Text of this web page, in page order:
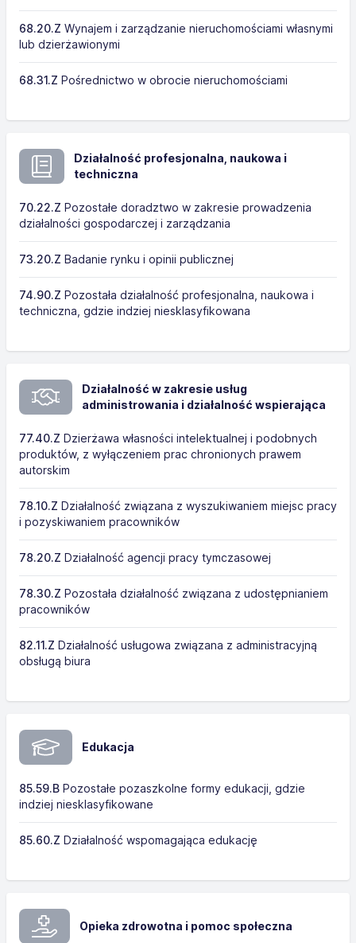
68.20.Z Wynajem i zarządzanie nieruchomościami własnymi
lub dzierżawionymi
68.31.Z Pośrednictwo w obrocie nieruchomościami
Działalność profesjonalna, naukowa i
techniczna
70.22.Z Pozostałe doradztwo w zakresie prowadzenia
działalności gospodarczej i zarządzania
73.20.Z Badanie rynku i opinii publicznej
74.90.Z Pozostała działalność profesjonalna, naukowa i
techniczna, gdzie indziej niesklasyfikowana
Działalność w zakresie usług
administrowania i działalność wspierająca
77.40.Z Dzierżawa własności intelektualnej i podobnych
produktów, z wyłączeniem prac chronionych prawem
autorskim
78.10.Z Działalność związana z wyszukiwaniem miejsc pracy
i pozyskiwaniem pracowników
78.20.Z Działalność agencji pracy tymczasowej
78.30.Z Pozostała działalność związana z udostępnianiem
pracowników
82.11.Z Działalność usługowa związana z administracyjną
obsługą biura
Edukacja
85.59.B Pozostałe pozaszkolne formy edukacji, gdzie
indziej niesklasyfikowane
85.60.Z Działalność wspomagająca edukację
Opieka zdrowotna i pomoc społeczna